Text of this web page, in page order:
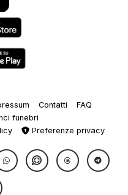
Contatti
FAQ
funebri
Preferenze privacy